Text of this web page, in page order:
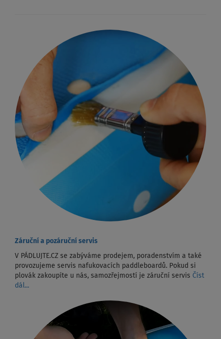
Záruční a pozáruční servis
V PÁDLUJTE.CZ se zabýváme prodejem, poradenstvím a také
provozujeme servis nafukovacích paddleboardů. Pokud si
plovák zakoupíte u nás, samozřejmostí je záruční servis Číst
dál...